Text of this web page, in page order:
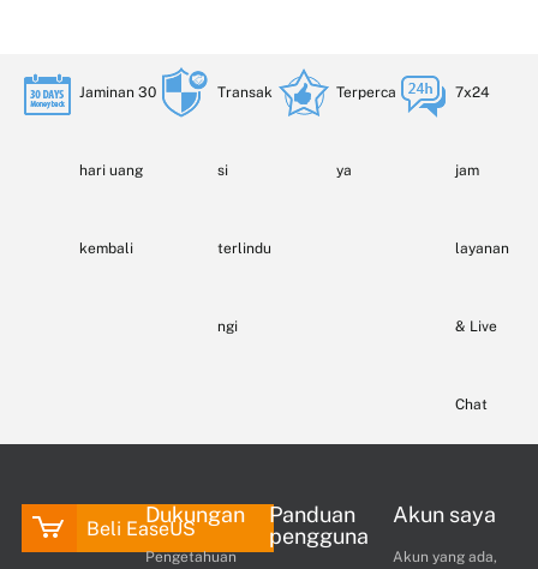
Jaminan 30
hari uang
kembali
Transak
si
terlindu
ngi
Terperca
ya
7x24
jam
layanan
& Live
Chat
Beli EaseUS
Dukungan
Pengetahuan
Panduan
pengguna
Akun saya
Akun yang ada,